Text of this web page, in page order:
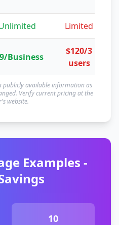
Limited
Business
$120/3
users
publicly available information as
Verify current pricing at the
website.
Examples -
10